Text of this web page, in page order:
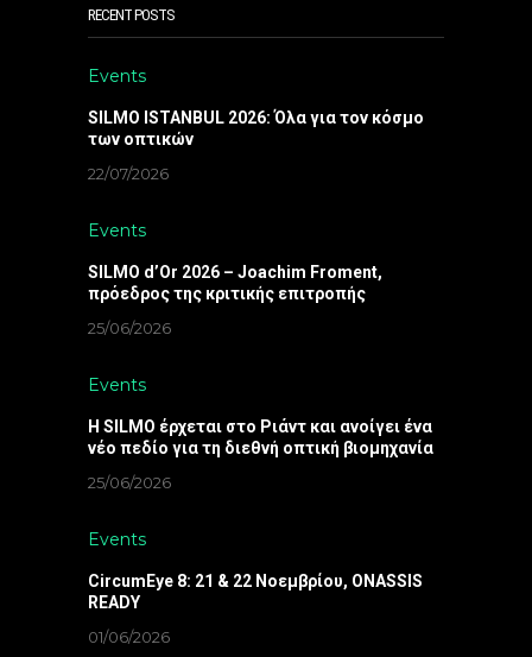
RECENT POSTS
Events
SILMO ISTANBUL 2026: Όλα για τον κόσμο
των οπτικών
22/07/2026
Events
SILMO d’Or 2026 – Joachim Froment,
πρόεδρος της κριτικής επιτροπής
25/06/2026
Events
Η SILMO έρχεται στο Ριάντ και ανοίγει ένα
νέο πεδίο για τη διεθνή οπτική βιομηχανία
25/06/2026
Events
CircumEye 8: 21 & 22 Νοεμβρίου, ONASSIS
READY
01/06/2026